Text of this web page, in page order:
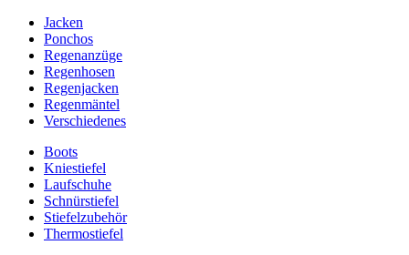
Jacken
Ponchos
Regenanzüge
Regenhosen
Regenjacken
Regenmäntel
Verschiedenes
Boots
Kniestiefel
Laufschuhe
Schnürstiefel
Stiefelzubehör
Thermostiefel